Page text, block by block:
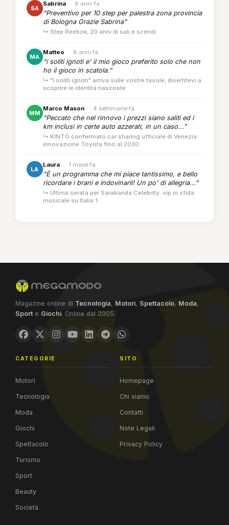
SA
Sabrina · 8 anni fa
“Preventivo per 10 step per palestra zona provincia
di Bologna Grazie Sabrina”
↳ Step Reebok, 20 anni di sali e scendi
MA
Matteo · 8 anni fa
“i soliti ignoti e' il mio gioco preferito solo che non
ho il gioco in scatola.”
↳ "I soliti ignoti" arriva sulle vostre tavole, divertitevi a
scoprire le identità nascoste
MM
Marco Mason · 4 settimane fa
“Peccato che nel rinnovo i prezzi siano saliti ed i
km inclusi in certe auto azzerati, in un caso...”
↳ KINTO confermato car sharing ufficiale di Venezia:
innovazione Toyota fino al 2030
LA
Laura · 1 mese fa
“È un programma che mi piace tantissimo, e bello
ricordare i brani e indovinarli! Un po' di allegria...”
↳ Ultima serata per Sarabanda Celebrity: vip in sfida
musicale su Italia 1
Magazine online di Tecnologia, Motori, Spettacolo, Moda,
Sport e Giochi. Online dal 2005.
CATEGORIE
Motori
Tecnologia
Moda
Giochi
Spettacolo
Turismo
Sport
Beauty
Società
SITO
Homepage
Chi siamo
Contatti
Note Legali
Privacy Policy